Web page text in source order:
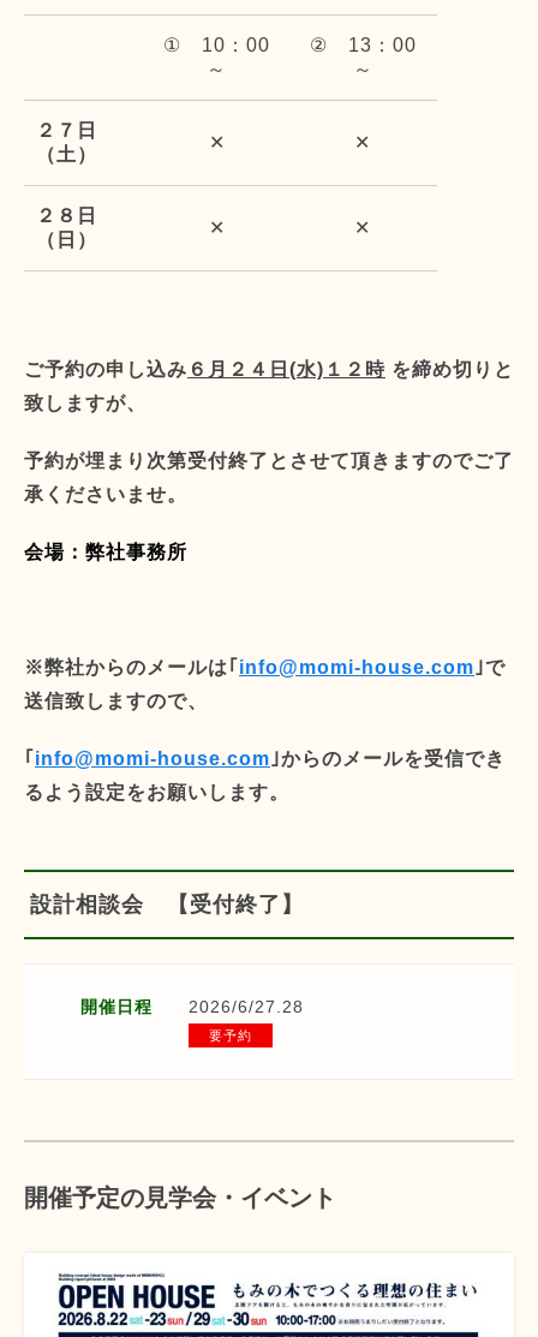
① 10：00
～
② 13：00
～
２７日
（土）
✕ ✕
２８日
（日）
✕ ✕
ご予約の申し込み ６月 ２４日(水)１２時 を締め切りと
致しますが、
予約が埋まり次第受付終了とさせて頂きますのでご了
承くださいませ。
会場：弊社事務所
※弊社からのメールは｢ info@momi-house.com ｣で
送信致しますので、
｢ info@momi-house.com ｣からのメールを受信でき
るよう設定をお願いします。
設計相談会 【受付終了】
開催日程 2026/6/27.28
要予約
開催予定の見学会・イベント